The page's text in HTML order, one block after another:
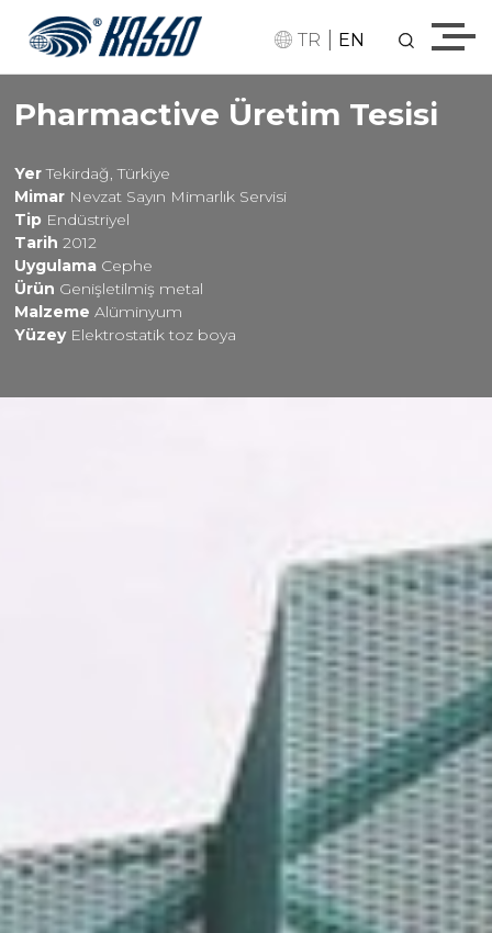
TR | EN
Pharmactive Üretim Tesisi
YerTekirdağ, Türkiye
Mimar Nevzat Sayın Mimarlık Servisi
Tip Endüstriyel
Tarih 2012
Uygulama Cephe
Ürün Genişletilmiş metal
Malzeme Alüminyum
YüzeyElektrostatik toz boya